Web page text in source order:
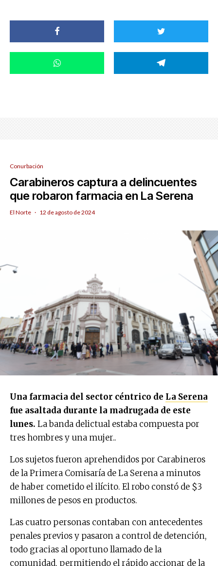
Conurbación
Carabineros captura a delincuentes
que robaron farmacia en La Serena
El Norte · 12 de agosto de 2024
Una farmacia del sector céntrico de La Serena
fue asaltada durante la madrugada de este
lunes. La banda delictual estaba compuesta por
tres hombres y una mujer..
Los sujetos fueron aprehendidos por Carabineros
de la Primera Comisaría de La Serena a minutos
de haber cometido el ilícito. El robo constó de $3
millones de pesos en productos.
Las cuatro personas contaban con antecedentes
penales previos y pasaron a control de detención,
todo gracias al oportuno llamado de la
comunidad, permitiendo el rápido accionar de la